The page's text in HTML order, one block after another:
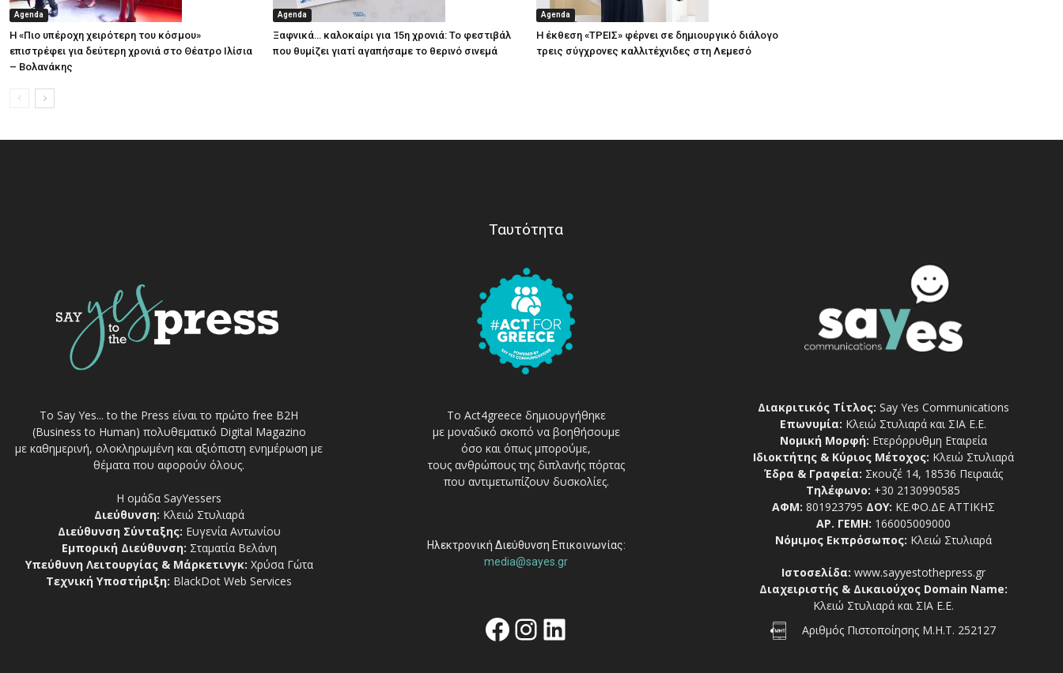
Agenda
Η «Πιο υπέροχη χειρότερη του κόσμου»
επιστρέφει για δεύτερη χρονιά στο Θέατρο Ιλίσια
– Βολανάκης
Agenda
Ξαφνικά… καλοκαίρι για 15η χρονιά: Το φεστιβάλ
που θυμίζει γιατί αγαπήσαμε το θερινό σινεμά
Agenda
Η έκθεση «ΤΡΕΙΣ» φέρνει σε δημιουργικό διάλογο
τρεις σύγχρονες καλλιτέχνιδες στη Λεμεσό
Το Say Yes... to the Press είναι το πρώτο free Β2Η
(Business to Human) πολυθεματικό Digital Magazino
με καθημερινή, ολοκληρωμένη και αξιόπιστη ενημέρωση με
θέματα που αφορούν όλους.
Η ομάδα SayYessers
Διεύθυνση: Κλειώ Στυλιαρά
Διεύθυνση Σύνταξης: Ευγενία Αντωνίου
Εμπορική Διεύθυνση: Σταματία Βελάνη
Υπεύθυνη Λειτουργίας & Μάρκετινγκ: Χρύσα Γώτα
Τεχνική Υποστήριξη: BlackDot Web Services
Ταυτότητα
Το Act4greece δημιουργήθηκε
με μοναδικό σκοπό να βοηθήσουμε
όσο και όπως μπορούμε,
τους ανθρώπους της διπλανής πόρτας
που αντιμετωπίζουν δυσκολίες.
Ηλεκτρονική Διεύθυνση Επικοινωνίας:
media@sayes.gr
Facebook
Instagram
Linkedin
Διακριτικός Τίτλος: Say Yes Communications
Επωνυμία: Κλειώ Στυλιαρά και ΣΙΑ Ε.Ε.
Νομική Μορφή: Ετερόρρυθμη Εταιρεία
Ιδιοκτήτης & Κύριος Μέτοχος: Κλειώ Στυλιαρά
Έδρα & Γραφεία: Σκουζέ 14, 18536 Πειραιάς
Τηλέφωνο: +30 2130990585
ΑΦΜ: 801923795 ΔΟΥ: ΚΕ.ΦΟ.ΔΕ ΑΤΤΙΚΗΣ
ΑΡ. ΓΕΜΗ: 166005009000
Νόμιμος Εκπρόσωπος: Κλειώ Στυλιαρά
Ιστοσελίδα: www.sayyestothepress.gr
Διαχειριστής & Δικαιούχος Domain Name:
Κλειώ Στυλιαρά και ΣΙΑ Ε.Ε.
Αριθμός Πιστοποίησης Μ.Η.Τ. 252127